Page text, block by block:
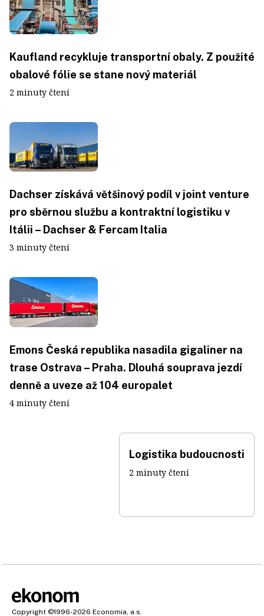
Kaufland recykluje transportní obaly. Z použité
obalové fólie se stane nový materiál
2 minuty čtení
Dachser získává většinový podíl v joint venture
pro sběrnou službu a kontraktní logistiku v
Itálii – Dachser & Fercam Italia
3 minuty čtení
Emons Česká republika nasadila gigaliner na
trase Ostrava – Praha. Dlouhá souprava jezdí
denně a uveze až 104 europalet
4 minuty čtení
Logistika budoucnosti
2 minuty čtení
Copyright ©1996-2026 Economia, a.s.